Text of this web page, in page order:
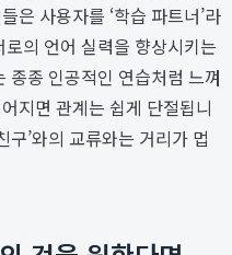
은 사용자를 ‘학습 파트너’라
의 언어 실력을 향상시키는
종종 인공적인 연습처럼 느껴
지면 관계는 쉽게 단절됩니
구’와의 교류와는 거리가 멉